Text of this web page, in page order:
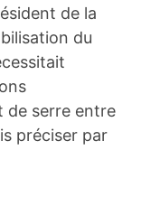
de la
du
de serre entre
préciser par